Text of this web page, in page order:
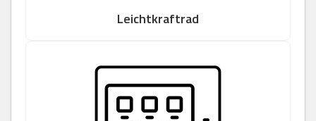
Leichtkraftrad